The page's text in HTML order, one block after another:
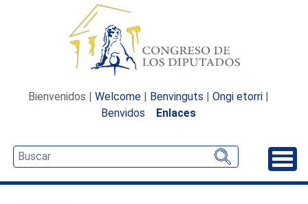
Bienvenidos | Welcome | Benvinguts | Ongi etorri |
Benvidos
Enlaces